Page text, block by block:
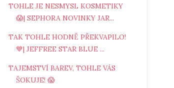
TOHLE JE NESMYSL KOSMETIKY
😱| SEPHORA NOVINKY JAR...
TAK TOHLE HODNĚ PŘEKVAPILO!
💙| JEFFREE STAR BLUE ...
TAJEMSTVÍ BAREV, TOHLE VÁS
ŠOKUJE! 😱